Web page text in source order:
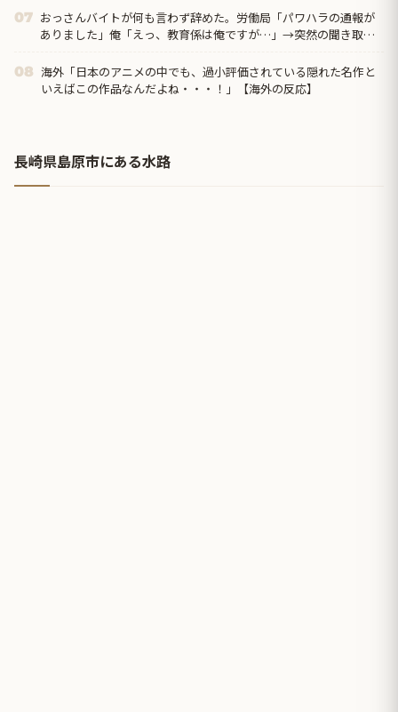
07 おっさんバイトが何も言わず辞めた。労働局「パワハラの通報が
ありました」俺「えっ、教育係は俺ですが…」→突然の聞き取り
08 海外「日本のアニメの中でも、過小評価されている隠れた名作と
いえばこの作品なんだよね・・・！」【海外の反応】
長崎県島原市にある水路